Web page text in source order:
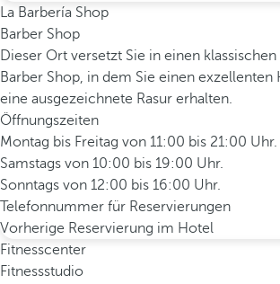
La Barbería Shop
Barber Shop
Dieser Ort versetzt Sie in einen
Barber Shop, in dem Sie einen exzellenten
eine ausgezeichnete Rasur erhalten.
Öffnungszeiten
Montag bis Freitag von 11:00 bis 21:00 Uhr.
Samstags von 10:00 bis 19:00 Uhr.
Sonntags von 12:00 bis 16:00 Uhr.
Telefonnummer für Reservierungen
Vorherige Reservierung im Hotel
Fitnesscenter
Fitnessstudio